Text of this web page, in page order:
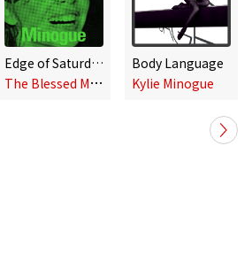
Edge of Saturday Night (Qolaj Remix)
T
he Blessed Madonna, Kylie Minogue
Body Language
Kylie Minogue